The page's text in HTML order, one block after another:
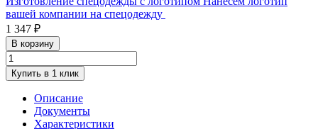
вашей компании на спецодежду
1 347 ₽
В корзину
Купить в 1 клик
Описание
Документы
Характеристики